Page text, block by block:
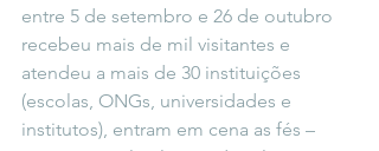
entre 5 de setembro e 26 de outubro
recebeu mais de mil visitantes e
atendeu a mais de 30 instituições
(escolas, ONGs, universidades e
institutos), entram em cena as fés –